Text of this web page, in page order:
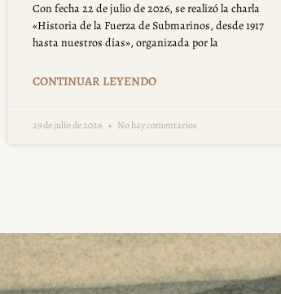
Con fecha 22 de julio de 2026, se realizó la charla
«Historia de la Fuerza de Submarinos, desde 1917
hasta nuestros días», organizada por la
CONTINUAR LEYENDO
29 de julio de 2026 No hay comentarios